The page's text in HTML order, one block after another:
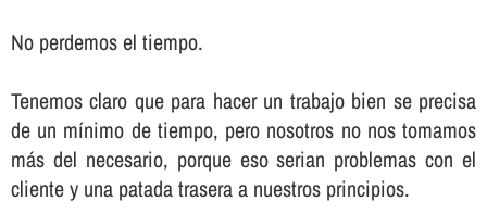
No perdemos el tiempo.
Tenemos claro que para hacer un trabajo bien se precisa
de un mí­nimo de tiempo, pero nosotros no nos tomamos
más del necesario, porque eso serian problemas con el
cliente y una patada trasera a nuestros principios.